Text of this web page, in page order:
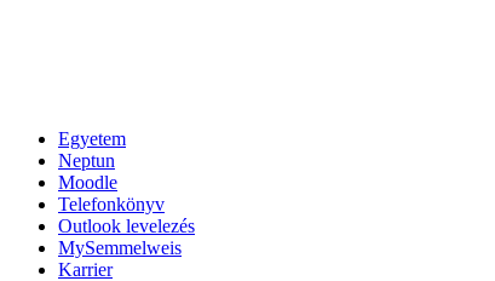
Egyetem
Neptun
Moodle
Telefonkönyv
Outlook levelezés
MySemmelweis
Karrier